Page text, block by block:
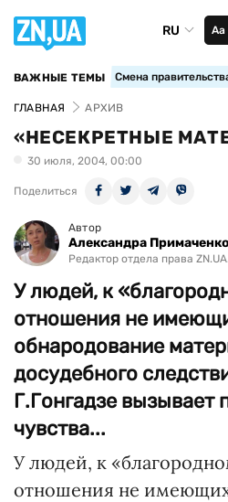
RU Аа
ВАЖНЫЕ ТЕМЫ Смена
ГЛАВНАЯ АРХИВ
«НЕСЕКРЕТНЫЕ
30 июля, 2004, 00:00
Поделиться
Автор
Александра Примаченко
Редактор отдела права
У людей, к
отношения не
обнародование
досудебного
Г.Гонгадзе вызывает
чувства...
У людей, к
отношения не